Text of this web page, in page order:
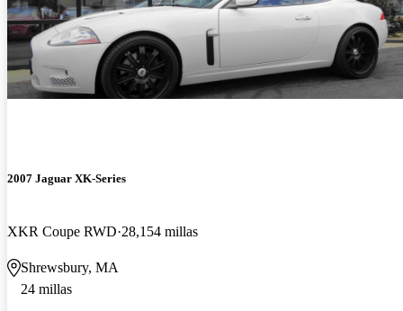
2007 Jaguar XK-Series
XKR Coupe RWD 28,154 millas
Shrewsbury, MA
24 millas